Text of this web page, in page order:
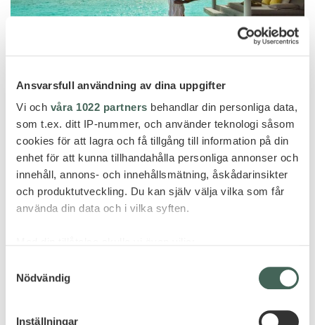
Ansvarsfull användning av dina uppgifter
Vi och våra 1022 partners behandlar din personliga data,
som t.ex. ditt IP-nummer, och använder teknologi såsom
cookies för att lagra och få tillgång till information på din
enhet för att kunna tillhandahålla personliga annonser och
innehåll, annons- och innehållsmätning, åskådarinsikter
och produktutveckling. Du kan själv välja vilka som får
använda din data och i vilka syften.
som kan ha en noggrannhet på upp till flera meter
Nödvändig
Inställningar
Thaa Atoll
COMO MAALIFUSHI -35% OCH
GRATIS HALVPENSION!